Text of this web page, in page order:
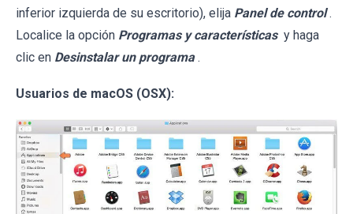
inferior izquierda de su escritorio), elija Panel de control .
Localice la opción Programas y características y haga
clic en Desinstalar un programa .
Usuarios de macOS (OSX):